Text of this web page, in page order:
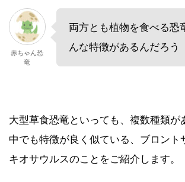
赤ちゃん恐
竜
両方とも植物を食べる恐
んな特徴があるんだろう
大型草食恐竜といっても、複数種類が
中でも特徴が良く似ている、ブロント
キオサウルスのことをご紹介します。